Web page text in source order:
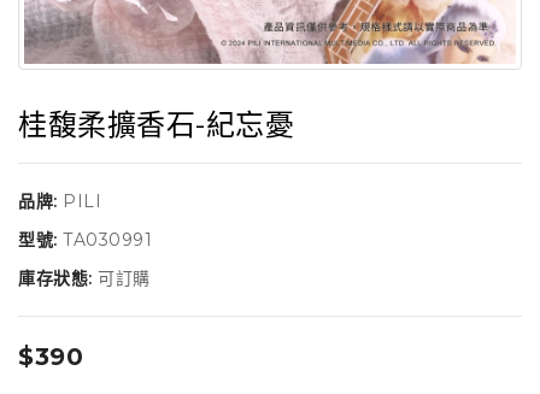
桂馥柔擴香石-紀忘憂
品牌: PILI
型號: TA030991
庫存狀態: 可訂購
$390